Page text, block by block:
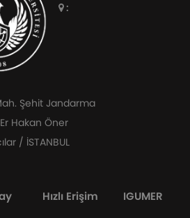
:
Şehit Jandarma
Hakan Öner
/ İSTANBUL
Hızlı Erişim IGUMER